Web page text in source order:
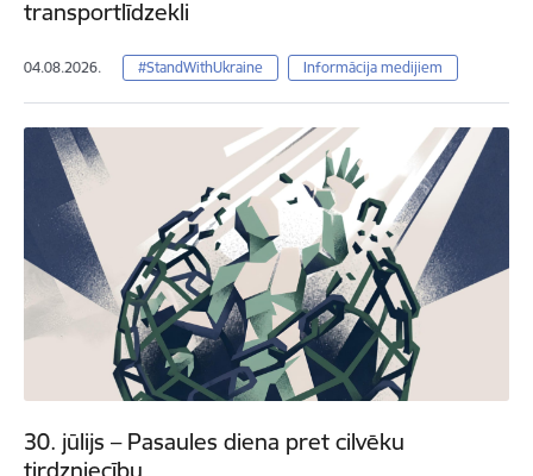
transportlīdzekli
04.08.2026. #StandWithUkraine Informācija medijiem
30. jūlijs – Pasaules diena pret cilvēku
tirdzniecību